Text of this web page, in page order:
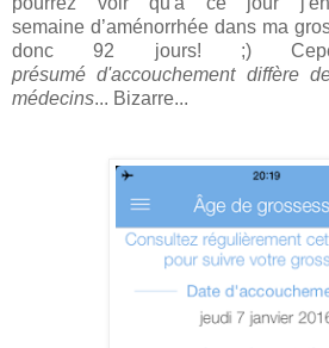
semaine d’aménorrhée dans ma
donc 92 jours! ;)
présumé d'accouchement diffère
médecins... Bizarre...